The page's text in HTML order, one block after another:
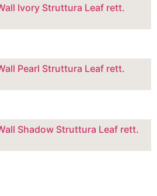
Ivory Struttura Leaf rett.
Pearl Struttura Leaf rett.
Shadow Struttura Leaf rett.